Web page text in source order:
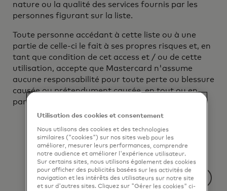
nature ou la qualité des services fournis par les
personnes figurant sur la liste.
Toute personne accédant à cette liste ou à une
partie de celle-ci le fait à ses propres risques et, en
tant que condition de cet access et / ou de cette
utilisation, accepte que Mastercard n'assume
aucune responsabilité pour toute perte ou blessure
causée ou prétendument causée, en tout ou en
partie, par l'access et / ou l'utilisation de la liste.
Utilisation des cookies et consentement
Nous utilisons des cookies et des technologies
similaires ("cookies") sur nos sites web pour les
améliorer, mesurer leurs performances, comprendre
notre audience et améliorer l'expérience utilisateur.
Sur certains sites, nous utilisons également des cookies
pour afficher des publicités basées sur les activités de
navigation et les intérêts des utilisateurs sur notre site
et sur d'autres sites. Cliquez sur "Gérer les cookies" ci-